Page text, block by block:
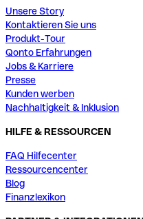
Unsere Story
Kontaktieren Sie uns
Produkt-Tour
Qonto Erfahrungen
Jobs & Karriere
Presse
Kunden werben
Nachhaltigkeit & Inklusion
HILFE & RESSOURCEN
FAQ Hilfecenter
Ressourcencenter
Blog
Finanzlexikon